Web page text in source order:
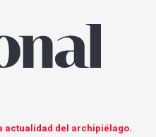
actualidad del archipiélago.